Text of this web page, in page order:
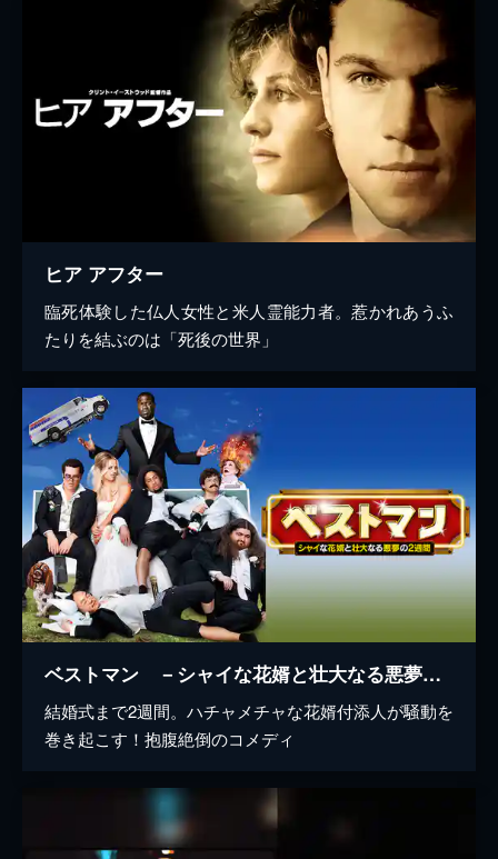
ヒア アフター
臨死体験した仏人女性と米人霊能力者。惹かれあうふ
たりを結ぶのは「死後の世界」
ベストマン －シャイな花婿と壮大なる悪夢の２週間－
結婚式まで2週間。ハチャメチャな花婿付添人が騒動を
巻き起こす！抱腹絶倒のコメディ